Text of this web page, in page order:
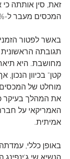
זאת, סין אותתה כי
המכסים מעבר ל-125% [CNN].
באשר לפטור
תגובתה הראשונית
מחושבת. היא
קטן" בכיוון
מוחלט של
את המהלך
האמריקאי על
אמיתית.
באופן כללי,